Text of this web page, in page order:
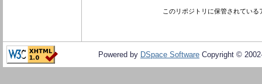
このリポジトリに保管されてい
Powered by DSpace Software Copyright ©